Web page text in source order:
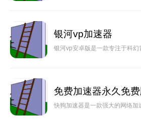
银河vp加速器
银河vp安卓版是一款专注于科
免费加速器永久免费
快狗加速器是一款强大的网络